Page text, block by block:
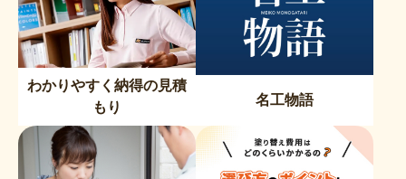
わかりやすく納得の見積
もり
名工物語